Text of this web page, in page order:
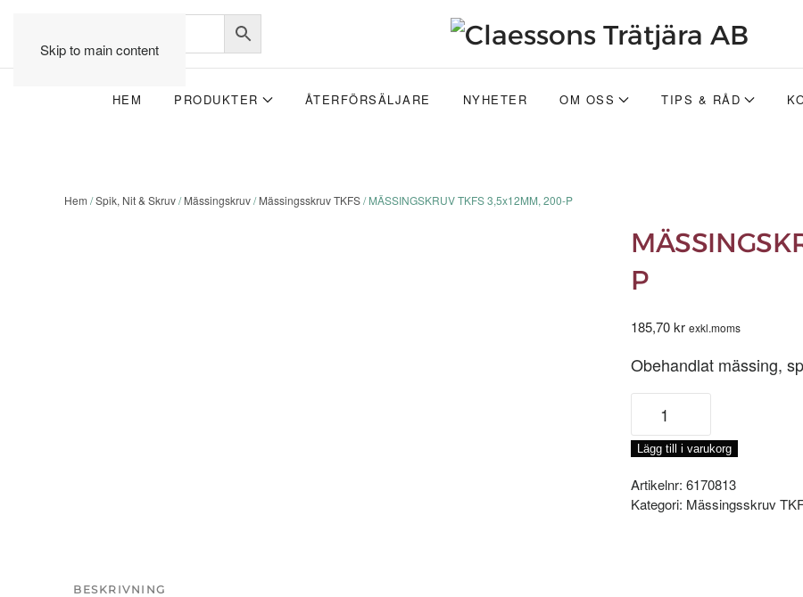
Skip to main content
HEM PRODUKTER ÅTERFÖRSÄLJARE NYHETER OM OSS TIPS & RÅD
Hem /Spik, Nit & Skruv/Mässingskruv/Mässingsskruv TKFS/ MÄSSINGSKRUV TKFS 3,5x12MM, 200-P
P
185,70kr exkl.moms
Obehandlat mässing,
MÄSSINGSKRUV
TKFS
3,5x12MM,
200-
P
mängd
Lägg till i varukorg
Artikelnr: 6170813
Kategori: Mässingsskruv
BESKRIVNING